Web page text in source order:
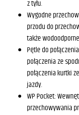
z tyłu.
Wygodne
przodu do
także
Pętle do
połączenia ze
połączenia kurtki
jazdy.
WP Pocket:
przechowywania